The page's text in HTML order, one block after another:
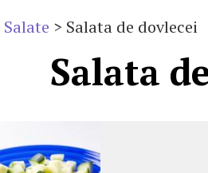
Salate > Salata de dovlecei
Salata